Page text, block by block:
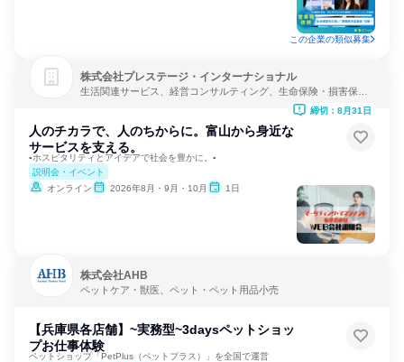
この企業の類似募集
株式会社プレステージ・インターナショナル
生活関連サービス、経営コンサルティング、生命保険・損害保
人のチカラで、人のちからに。富山から身近な
サービスを支える。
▪ホスピタリティとアイデアで社会を豊かに。▪
説明会・イベント
オンライン
2026年8月・9月・10月 1日
締切：8月31日
株式会社AHB
ペットケア・獣医、ペット・ペット用品小売
【兵庫県各店舗】~実務型~3daysペットショッ
プお仕事体験
ペットショップ「PetPlus（ペットプラス）」を全国で運営